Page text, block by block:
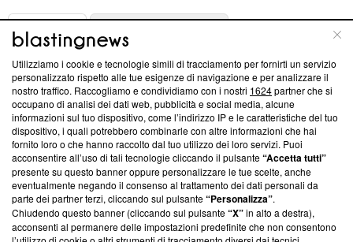
ABOUT
Questa sezione offre informazioni trasparenti su Blasting
News, sui nostri processi editoriali e su come ci impegniamo a
creare news di qualità. Inoltre, afferma la nostra aderenza a
‘Trust Project - News with Integrity’Blasting News non è
ancora membro del programma, ma ha richiesto di farne
parte; Trust Project non ha ancora effettuato una verifica di
conformità agli standard.
Su di noi
Team editoriale
Utilizziamo i cookie e tecnologie simili di tracciamento per fornirti un servizio
personalizzato rispetto alle tue esigenze di navigazione e per analizzare il
nostro traffico. Raccogliamo e condividiamo con i nostri 1624partner che si
occupano di analisi dei dati web, pubblicità e social media, alcune
informazioni sul tuo dispositivo, come l’indirizzo IP e le caratteristiche del tuo
dispositivo, i quali potrebbero combinarle con altre informazioni che hai
fornito loro o che hanno raccolto dal tuo utilizzo dei loro servizi. Puoi
acconsentire all’uso di tali tecnologie cliccando il pulsante“Accetta tutti”
presente su questo banner oppure personalizzare le tue scelte, anche
eventualmente negando il consenso al trattamento dei dati personali da
parte dei partner terzi, cliccando sul pulsante“Personalizza”.
Chiudendo questo banner (cliccando sul pulsante“X”in alto a destra),
acconsenti al permanere delle impostazioni predefinite che non consentono